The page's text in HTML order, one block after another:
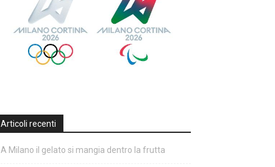
Articoli recenti
A Milano il gelato si mangia dentro la frutta